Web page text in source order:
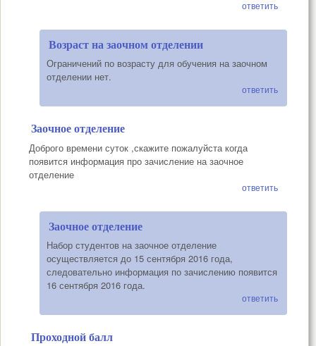
ответить
Возраст на заочном отделении
Ограничений по возрасту для обучения на заочном
отделении нет.
ответить
Заочное отделение
Доброго времени суток ,скажите пожалуйста когда
появится информация про зачисление на заочное
отделение
ответить
Заочное отделение
Набор студентов на заочное отделение
осуществляется до 15 сентября 2016 года,
следовательно информация по зачислению появится
16 сентября 2016 года.
ответить
Проходной балл